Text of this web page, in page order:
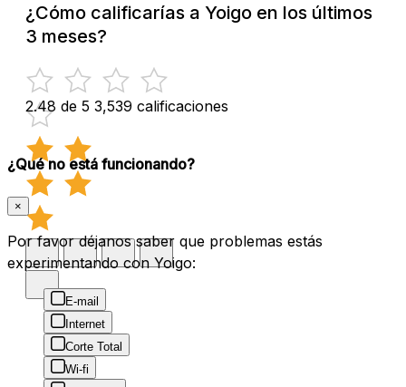
¿Cómo calificarías a Yoigo en los últimos
3 meses?
2.48 de 5 3,539 calificaciones
¿Qué no está funcionando?
×
Por favor déjanos saber que problemas estás
experimentando con Yoigo:
E-mail
Internet
Corte Total
Wi-fi